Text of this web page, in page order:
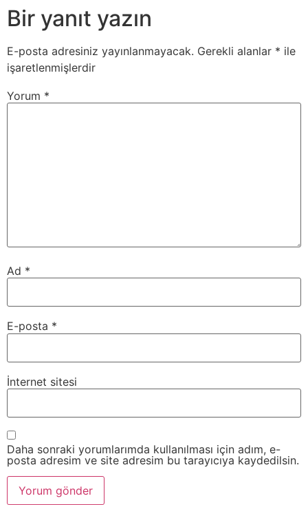
Bir yanıt yazın
E-posta adresiniz yayınlanmayacak. Gerekli alanlar * ile
işaretlenmişlerdir
Yorum *
Ad *
E-posta *
İnternet sitesi
Daha sonraki yorumlarımda kullanılması için adım, e-
posta adresim ve site adresim bu tarayıcıya kaydedilsin.